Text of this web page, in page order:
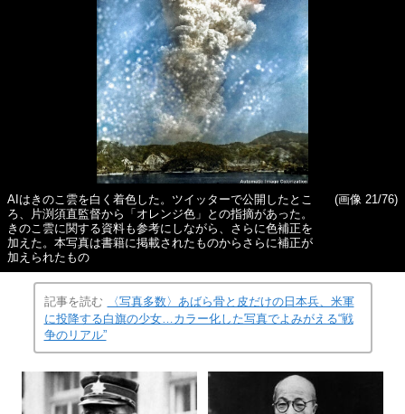
AIはきのこ雲を白く着色した。ツイッターで公開したとこ
ろ、片渕須直監督から「オレンジ色」との指摘があった。
きのこ雲に関する資料も参考にしながら、さらに色補正を
加えた。本写真は書籍に掲載されたものからさらに補正が
加えられたもの
(画像 21/76)
記事を読む
〈写真多数〉あばら骨と皮だけの日本兵、米軍
に投降する白旗の少女…カラー化した写真でよみがえる“戦
争のリアル”